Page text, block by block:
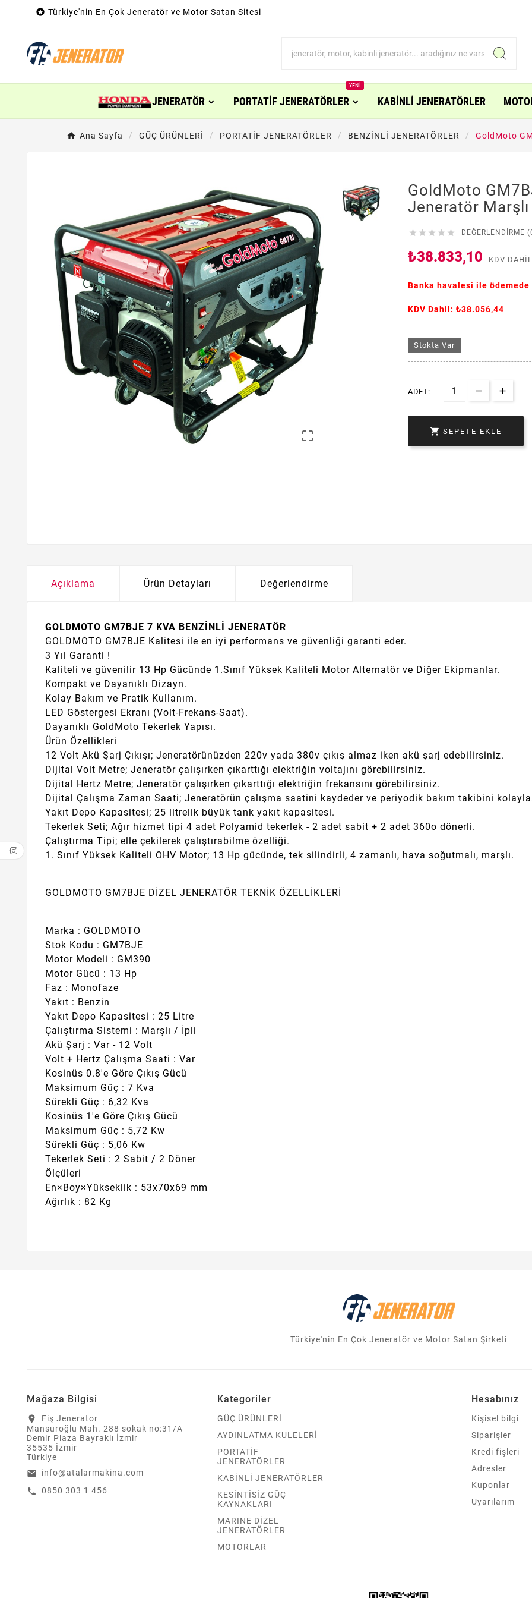
 Türkiye'nin En Çok Jeneratör ve Motor Satan Sitesi
JENERATÖR PORTATİF JENERATÖRLER
YENI
KABİNLİ JENERATÖRLER
Ana Sayfa GÜÇ ÜRÜNLERİ PORTATİF JENERATÖRLER BENZİNLİ JENERATÖRLER GoldMoto

GoldMoto
Jeneratör
     DEĞERLENDIRME
₺38.833,10 KDV DAHIL
Banka havalesi ile ödemede
KDV Dahil: ₺38.056,44
Stokta Var
ADET:
 SEPETE EKLE
Açıklama Ürün Detayları Değerlendirme
GOLDMOTO GM7BJE 7 KVA BENZİNLİ JENERATÖR
GOLDMOTO GM7BJE Kalitesi ile en iyi performans ve güvenliği garanti eder.
3 Yıl Garanti !
Kaliteli ve güvenilir 13 Hp Gücünde 1.Sınıf Yüksek Kaliteli Motor Alternatör ve Diğer Ekipmanlar.
Kompakt ve Dayanıklı Dizayn.
Kolay Bakım ve Pratik Kullanım.
LED Göstergesi Ekranı (Volt-Frekans-Saat).
Dayanıklı GoldMoto Tekerlek Yapısı.
Ürün Özellikleri
12 Volt Akü Şarj Çıkışı; Jeneratörünüzden 220v yada 380v çıkış almaz iken akü şarj edebilirsiniz.
Dijital Volt Metre; Jeneratör çalışırken çıkarttığı elektriğin voltajını görebilirsiniz.
Dijital Hertz Metre; Jeneratör çalışırken çıkarttığı elektriğin frekansını görebilirsiniz.
Dijital Çalışma Zaman Saati; Jeneratörün çalışma saatini kaydeder ve periyodik bakım takibini
Yakıt Depo Kapasitesi; 25 litrelik büyük tank yakıt kapasitesi.
Tekerlek Seti; Ağır hizmet tipi 4 adet Polyamid tekerlek - 2 adet sabit + 2 adet 360o dönerli.
Çalıştırma Tipi; elle çekilerek çalıştırabilme özelliği.
1. Sınıf Yüksek Kaliteli OHV Motor; 13 Hp gücünde, tek silindirli, 4 zamanlı, hava soğutmalı, marşlı.
GOLDMOTO GM7BJE DİZEL JENERATÖR TEKNİK ÖZELLİKLERİ
Marka : GOLDMOTO
Stok Kodu : GM7BJE
Motor Modeli : GM390
Motor Gücü : 13 Hp
Faz : Monofaze
Yakıt : Benzin
Yakıt Depo Kapasitesi : 25 Litre
Çalıştırma Sistemi : Marşlı / İpli
Akü Şarj : Var - 12 Volt
Volt + Hertz Çalışma Saati : Var
Kosinüs 0.8'e Göre Çıkış Gücü
Maksimum Güç : 7 Kva
Sürekli Güç : 6,32 Kva
Kosinüs 1'e Göre Çıkış Gücü
Maksimum Güç : 5,72 Kw
Sürekli Güç : 5,06 Kw
Tekerlek Seti : 2 Sabit / 2 Döner
Ölçüleri
En×Boy×Yükseklik : 53x70x69 mm
Ağırlık : 82 Kg
Türkiye'nin En Çok Jeneratör ve Motor Satan Şirketi
Mağaza Bilgisi
location_on
Fiş Jenerator
Mansuroğlu Mah. 288 sokak no:31/A
Demir Plaza Bayraklı İzmir
35535 İzmir
Türkiye
email info@atalarmakina.com
call 0850 303 1 456
Kategoriler
GÜÇ ÜRÜNLERİ
AYDINLATMA KULELERİ
PORTATİF
JENERATÖRLER
KABİNLİ JENERATÖRLER
KESİNTİSİZ GÜÇ
KAYNAKLARI
MARINE DİZEL
JENERATÖRLER
MOTORLAR
Hesabınız
Kişisel bilgi
Siparişler
Kredi fişleri
Adresler
Kuponlar
Uyarılarım